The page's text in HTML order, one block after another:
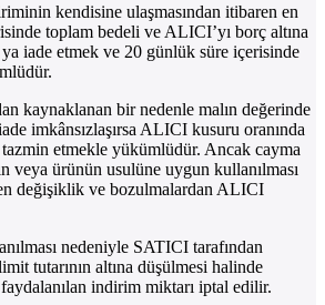
kendisine ulaşmasından itibaren en
toplam bedeli ve ALICI’yı borç altına
iade etmek ve 20 günlük süre içerisinde
kaynaklanan bir nedenle malın değerinde
imkânsızlaşırsa ALICI kusuru oranında
tazmin etmekle yükümlüdür. Ancak cayma
veya ürünün usulüne uygun kullanılması
değişiklik ve bozulmalardan ALICI
nedeniyle SATICI tarafından
tutarının altına düşülmesi halinde
indirim miktarı iptal edilir.